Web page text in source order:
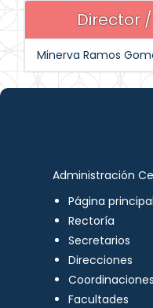
Director
Minerva Ramos
Administración
Página principal
Rectoría
Secretarios
Direcciones
Coordinaciones
Facultades